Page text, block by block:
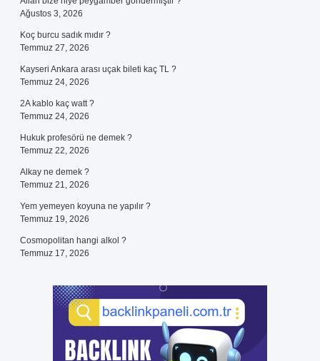
Ağustos 3, 2026
Koç burcu sadık mıdır ?
Temmuz 27, 2026
Kayseri Ankara arası uçak bileti kaç TL ?
Temmuz 24, 2026
2A kablo kaç watt ?
Temmuz 24, 2026
Hukuk profesörü ne demek ?
Temmuz 22, 2026
Alkay ne demek ?
Temmuz 21, 2026
Yem yemeyen koyuna ne yapılır ?
Temmuz 19, 2026
Cosmopolitan hangi alkol ?
Temmuz 17, 2026